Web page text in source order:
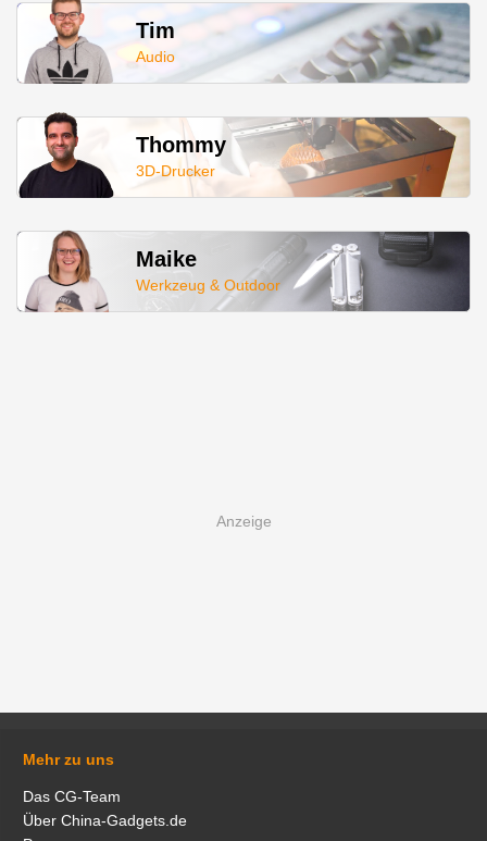
Tim
Audio
Thommy
3D-Drucker
Maike
Werkzeug & Outdoor
Mehr zu uns
Das CG-Team
Über China-Gadgets.de